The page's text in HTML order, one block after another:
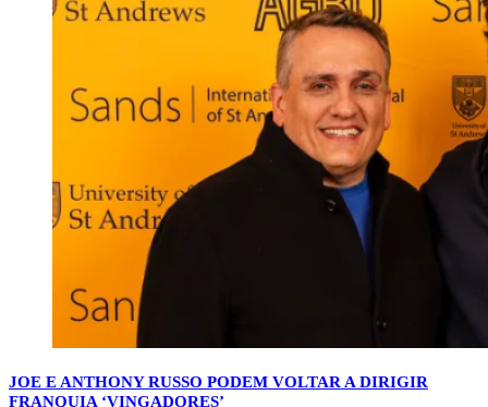
JOE E ANTHONY RUSSO PODEM VOLTAR A DIRIGIR
FRANQUIA ‘VINGADORES’